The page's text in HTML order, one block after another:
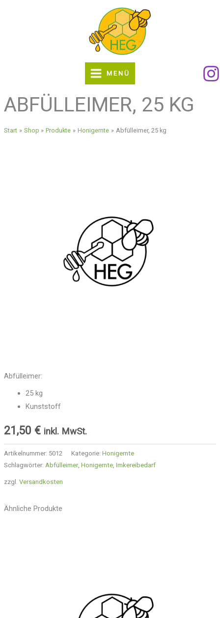
MENÜ
ABFÜLLEIMER, 25 KG
Start Shop Produkte Honigernte Abfülleimer, 25 kg
Abfülleimer:
25 kg
Kunststoff
21,50 € inkl. MwSt.
Artikelnummer: 5012 Kategorie: Honigernte
Schlagwörter: Abfülleimer, Honigernte, Imkereibedarf
zzgl. Versandkosten
Ähnliche Produkte